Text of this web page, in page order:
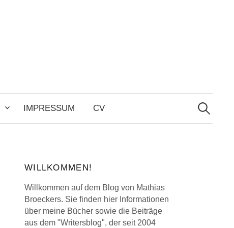
IMPRESSUM CV
Search
for:
WILLKOMMEN!
Willkommen auf dem Blog von Mathias
Broeckers. Sie finden hier Informationen
über meine Bücher sowie die Beiträge
aus dem "Writersblog", der seit 2004